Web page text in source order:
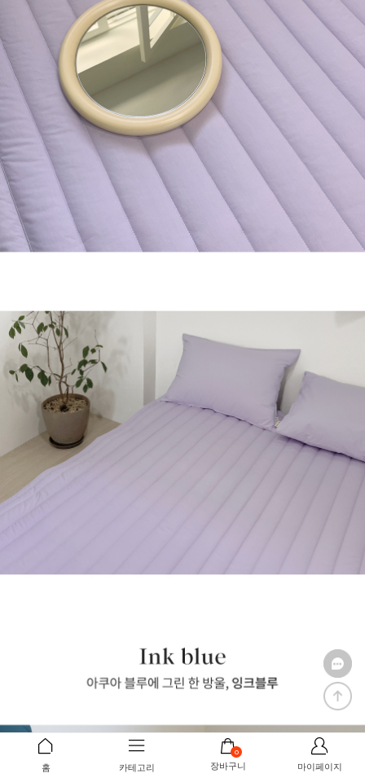
홈 카테고리
0
장바구니 마이페이지